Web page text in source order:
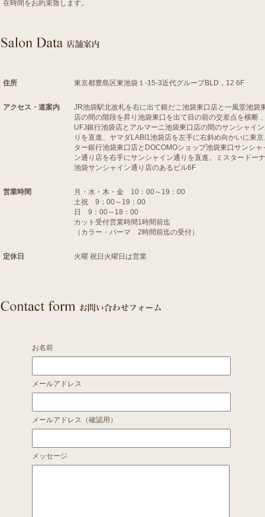
在時間をお約束致します。
住所 東京都豊島区東池袋１-15-3近代グループBLD，12 6F
アクセス・道案内
JR池袋駅北改札を右に出て銀だこ池袋東口店と一風堂池袋
店の間の階段を昇り池袋東口を出て目の前の交差点を横断
UFJ銀行池袋店とアルマーニ池袋東口店の間のサンシャイ
りを直進、ヤマダLABI1池袋店を左手に右斜め向かいに東京
ター銀行池袋東口店とDOCOMOショップ池袋東口サンシャ
ン通り店を右手にサンシャイン通りを直進。ミスタードー
池袋サンシャイン通り店のあるビル6F
営業時間
月・水・木・金 10：00～19：00
土祝 9：00～19：00
日 9：00～18：00
カット受付営業時間1時間前迄
（カラー・パーマ 2時間前迄の受付）
定休日 火曜 祝日火曜日は営業
お名前
メールアドレス
メールアドレス（確認用）
メッセージ